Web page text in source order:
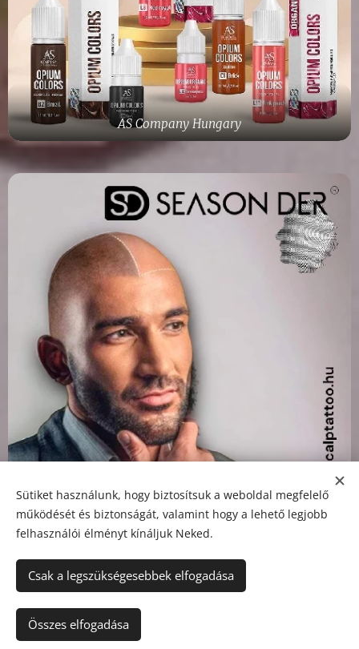
AS Company Hungary
Scalp Tattoo
© 2021Zábráczki Szilvia Minden jog fenntartva.
Sütiket használunk, hogy biztosítsuk a weboldal megfelelő
működését és biztonságát, valamint hogy a lehető legjobb
felhasználói élményt kínáljuk Neked.
Csak a legszükségesebbek elfogadása
Összes elfogadása